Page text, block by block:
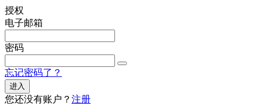
授权
电子邮箱
密码
忘记密码了？
进入
您还没有账户？ 注册